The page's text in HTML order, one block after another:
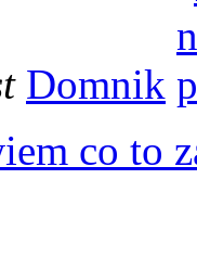
Domnik
co to